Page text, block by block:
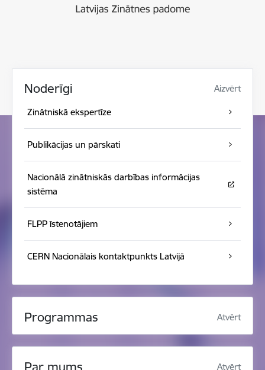
Noderīgi Aizvērt
Zinātniskā ekspertīze
Publikācijas un pārskati
Nacionālā zinātniskās darbības informācijas
sistēma
FLPP īstenotājiem
CERN Nacionālais kontaktpunkts Latvijā
Programmas Atvērt
Par mums Atvērt